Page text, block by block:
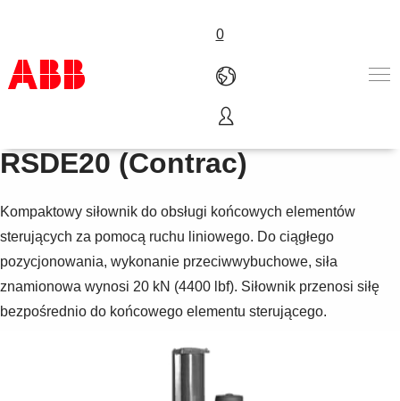
0
Produkty i rozwiązania
Branże
About us
Złóż zamówienie
Skontaktuj się z nami
Kariera
Elektryczny siłownik liniowy
RSDE20 (Contrac)
Kompaktowy siłownik do obsługi końcowych elementów
sterujących za pomocą ruchu liniowego. Do ciągłego
pozycjonowania, wykonanie przeciwwybuchowe, siła
znamionowa wynosi 20 kN (4400 lbf). Siłownik przenosi siłę
bezpośrednio do końcowego elementu sterującego.